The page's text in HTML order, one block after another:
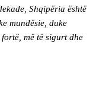
Shqipëria është
mundësie, duke
më të sigurt dhe